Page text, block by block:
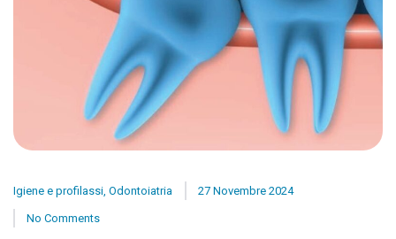
Igiene e profilassi Odontoiatria 27 Novembre 2024
No Comments